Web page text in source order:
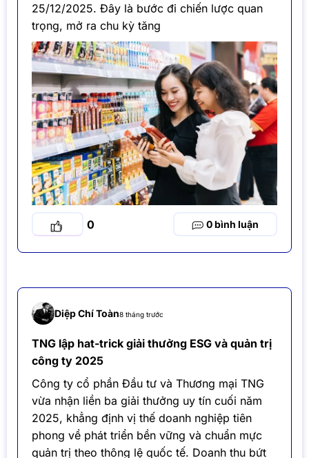
25/12/2025. Đây là bước đi chiến lược quan
trọng, mở ra chu kỳ tăng
0 0
Diệp Chí Toàn8 tháng trước
TNG lập hat-trick giải thưởng ESG và quản trị
công ty 2025
Công ty cổ phần Đầu tư và Thương mại TNG
vừa nhận liền ba giải thưởng uy tín cuối năm
2025, khẳng định vị thế doanh nghiệp tiên
phong về phát triển bền vững và chuẩn mực
quản trị theo thông lệ quốc tế. Doanh thu bứt